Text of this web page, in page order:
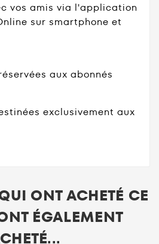
vos amis via l'application
sur smartphone et
aux abonnés
exclusivement aux
ONT ACHETÉ CE
ÉGALEMENT